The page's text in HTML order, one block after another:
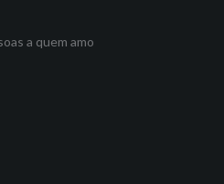
a quem amo